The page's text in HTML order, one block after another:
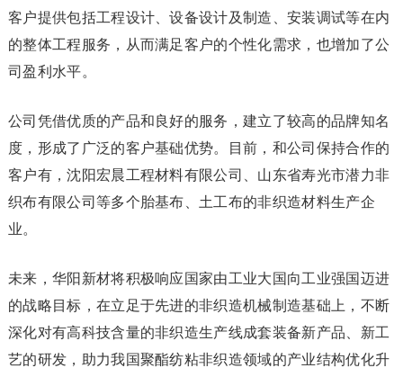
客户提供包括工程设计、设备设计及制造、安装调试等在内
的整体工程服务，从而满足客户的个性化需求，也增加了公
司盈利水平。
公司凭借优质的产品和良好的服务，建立了较高的品牌知名
度，形成了广泛的客户基础优势。目前，和公司保持合作的
客户有，沈阳宏晨工程材料有限公司、山东省寿光市潜力非
织布有限公司等多个胎基布、土工布的非织造材料生产企
业。
未来，华阳新材将积极响应国家由工业大国向工业强国迈进
的战略目标，在立足于先进的非织造机械制造基础上，不断
深化对有高科技含量的非织造生产线成套装备新产品、新工
艺的研发，助力我国聚酯纺粘非织造领域的产业结构优化升